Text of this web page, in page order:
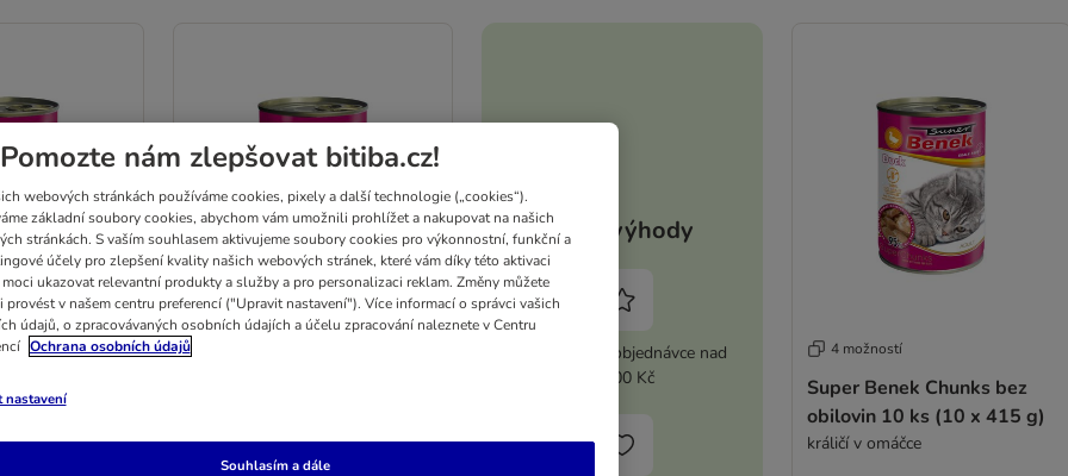
bez
x 415 g)
krocan v omáčce
Vaše výhody
5% sleva při objednávce nad
2 100 Kč
4 možností
Super Benek Chunks bez
obilovin 10 ks (10 x 415 g)
králičí v omáčce
Pomozte nám zlepšovat bitiba.cz!
webových stránkách používáme cookies, pixely a další technologie („cookies“).
základní soubory cookies, abychom vám umožnili prohlížet a nakupovat na našich
stránkách. S vaším souhlasem aktivujeme soubory cookies pro výkonnostní, funkční a
účely pro zlepšení kvality našich webových stránek, které vám díky této aktivaci
ukazovat relevantní produkty a služby a pro personalizaci reklam. Změny můžete
provést v našem centru preferencí ("Upravit nastavení"). Více informací o správci vašich
údajů, o zpracovávaných osobních údajích a účelu zpracování naleznete v Centru
Ochrana osobních údajů
nastavení
Souhlasím a dále